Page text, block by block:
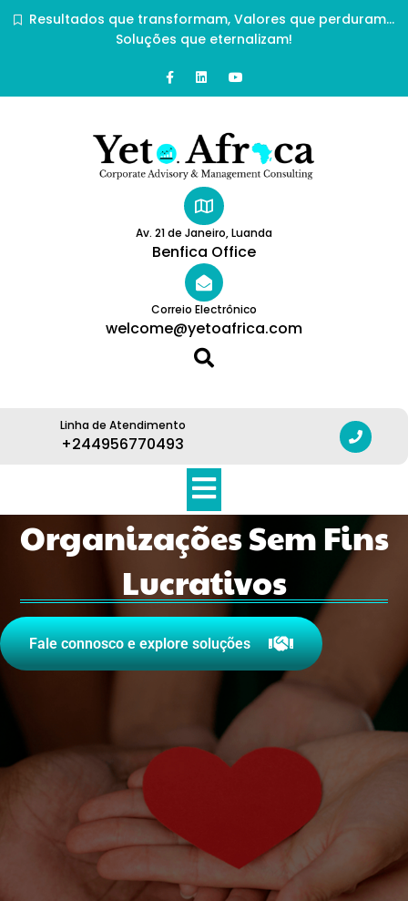
Resultados que transformam, Valores que perduram…
Soluções que eternalizam!
Av. 21 de Janeiro, Luanda
Benfica Office
Correio Electrônico
welcome@yetoafrica.com
Linha de Atendimento
+244956770493
Organizações Sem Fins
Lucrativos
Fale connosco e explore soluções